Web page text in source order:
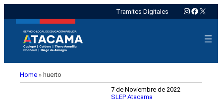
Tramites Digitales Instagram
X
Home » huerto
7 de Noviembre de 2022
SLEP Atacama